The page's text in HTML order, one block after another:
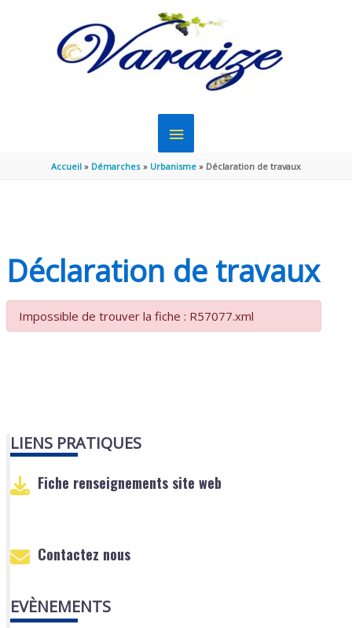
MENU
PRINCIPAL
Accueil Démarches Urbanisme Déclaration de travaux
Déclaration de travaux
Impossible de trouver la fiche : R57077.xml
LIENS PRATIQUES
Fiche renseignements site web
Contactez nous
EVÈNEMENTS